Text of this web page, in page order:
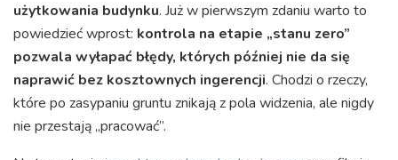
użytkowania budynku. Już w pierwszym zdaniu warto to
powiedzieć wprost: kontrola na etapie „stanu zero”
pozwala wyłapać błędy, których później nie da się
naprawić bez kosztownych ingerencji. Chodzi o rzeczy,
które po zasypaniu gruntu znikają z pola widzenia, ale nigdy
nie przestają „pracować”.